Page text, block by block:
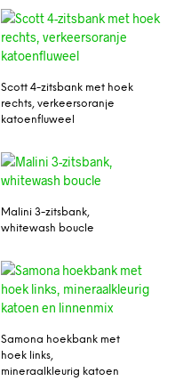
Scott 4-zitsbank met hoek
rechts, verkeersoranje
katoenfluweel
Malini 3-zitsbank,
whitewash boucle
Samona hoekbank met
hoek links,
mineraalkleurig katoen